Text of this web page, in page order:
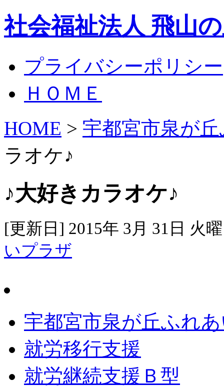
社会福祉法人 飛山
プライバシーポリシー
ＨＯＭＥ
HOME > 宇都宮市泉が
ラオケ♪
♪大好きカラオケ♪
[更新日] 2015年 3月 31日 火
いプラザ
宇都宮市泉が丘ふれ
就労移行支援
就労継続支援Ｂ型